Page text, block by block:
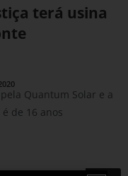
terá usina
Quantum Solar e a
de 16 anos